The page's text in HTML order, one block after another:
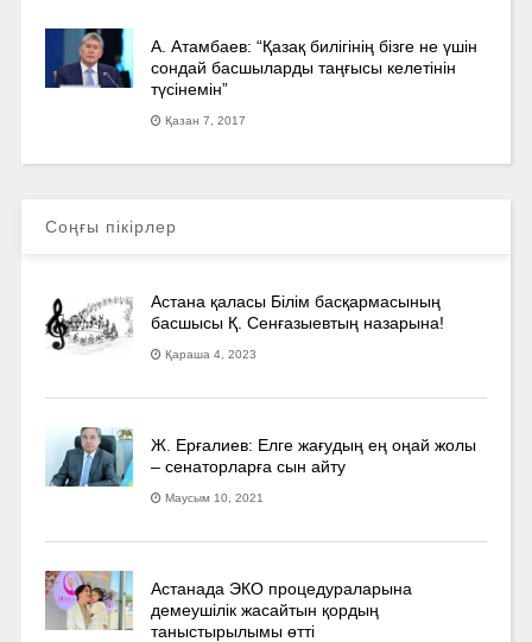
А. Атамбаев: “Қазақ билігінің бізге не үшін
сондай басшыларды таңғысы келетінін
түсінемін”
Қазан 7, 2017
Соңғы пікірлер
Астана қаласы Білім басқармасының
басшысы Қ. Сенғазыевтың назарына!
Қараша 4, 2023
Ж. Ерғалиев: Елге жағудың ең оңай жолы
– сенаторларға сын айту
Маусым 10, 2021
Астанада ЭКО процедураларына
демеушілік жасайтын қордың
таныстырылымы өтті